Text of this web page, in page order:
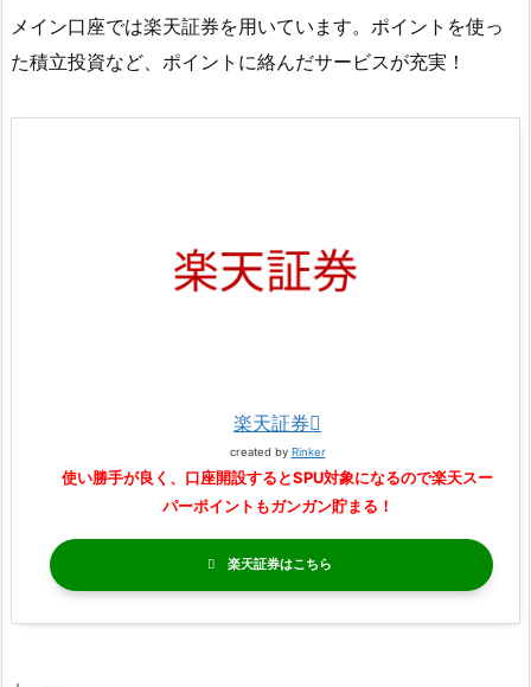
メイン口座では楽天証券を用いています。ポイントを使っ
た積立投資など、ポイントに絡んだサービスが充実！
楽天証券
created by Rinker
使い勝手が良く、口座開設するとSPU対象になるので楽天スー
パーポイントもガンガン貯まる！
楽天証券